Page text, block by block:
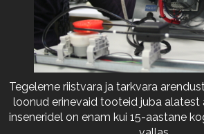
Tegeleme riistvara ja tarkvara
loonud erinevaid tooteid juba alatest
inseneridel on enam kui 15-aastane